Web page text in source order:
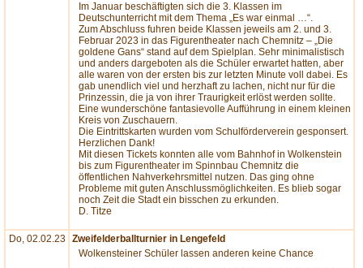
Im Januar beschäftigten sich die 3. Klassen im
Deutschunterricht mit dem Thema „Es war einmal …“.
Zum Abschluss fuhren beide Klassen jeweils am 2. und 3.
Februar 2023 in das Figurentheater nach Chemnitz – „Die
goldene Gans“ stand auf dem Spielplan. Sehr minimalistisch
und anders dargeboten als die Schüler erwartet hatten, aber
alle waren von der ersten bis zur letzten Minute voll dabei. Es
gab unendlich viel und herzhaft zu lachen, nicht nur für die
Prinzessin, die ja von ihrer Traurigkeit erlöst werden sollte.
Eine wunderschöne fantasievolle Aufführung in einem kleinen
Kreis von Zuschauern.
Die Eintrittskarten wurden vom Schulförderverein gesponsert.
Herzlichen Dank!
Mit diesen Tickets konnten alle vom Bahnhof in Wolkenstein
bis zum Figurentheater im Spinnbau Chemnitz die
öffentlichen Nahverkehrsmittel nutzen. Das ging ohne
Probleme mit guten Anschlussmöglichkeiten. Es blieb sogar
noch Zeit die Stadt ein bisschen zu erkunden.
D. Titze
Do, 02.02.23 Zweifelderballturnier in Lengefeld
Wolkensteiner Schüler lassen anderen keine Chance